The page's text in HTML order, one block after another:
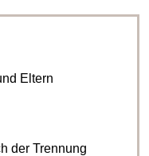
Eltern
der Trennung